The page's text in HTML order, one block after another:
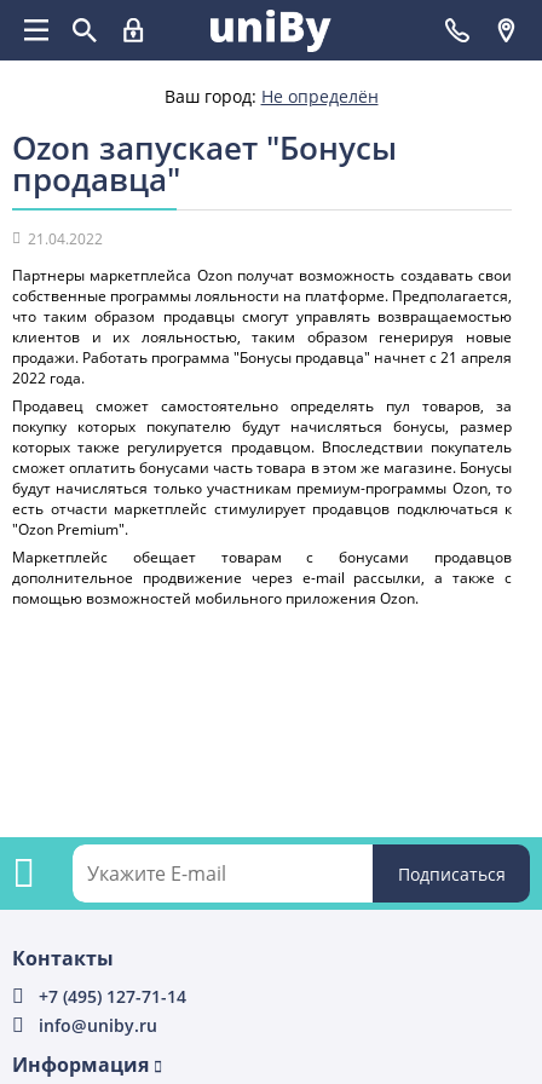
Ваш город: Не определён
Ozon запускает "Бонусы
продавца"
21.04.2022
Партнеры маркетплейса Ozon получат возможность создавать свои
собственные программы лояльности на платформе. Предполагается,
что таким образом продавцы смогут управлять возвращаемостью
клиентов и их лояльностью, таким образом генерируя новые
продажи. Работать программа "Бонусы продавца" начнет с 21 апреля
2022 года.
Продавец сможет самостоятельно определять пул товаров, за
покупку которых покупателю будут начисляться бонусы, размер
которых также регулируется продавцом. Впоследствии покупатель
сможет оплатить бонусами часть товара в этом же магазине. Бонусы
будут начисляться только участникам премиум-программы Ozon, то
есть отчасти маркетплейс стимулирует продавцов подключаться к
"Ozon Premium".
Маркетплейс обещает товарам с бонусами продавцов
дополнительное продвижение через e-mail рассылки, а также с
помощью возможностей мобильного приложения Ozon.
Контакты
+7 (495) 127-71-14
info@uniby.ru
Информация